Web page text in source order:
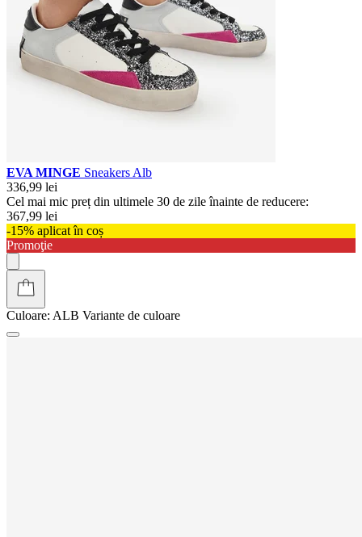
EVA MINGE Sneakers Alb
336,99 lei
Cel mai mic preț din ultimele 30 de zile înainte de reducere:
367,99 lei
-15% aplicat în coș
Promoţie
Culoare: ALB Variante de culoare